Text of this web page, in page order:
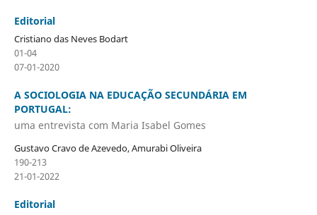
Editorial
Cristiano das Neves Bodart
01-04
07-01-2020
A SOCIOLOGIA NA EDUCAÇÃO SECUNDÁRIA EM
PORTUGAL:
uma entrevista com Maria Isabel Gomes
Gustavo Cravo de Azevedo, Amurabi Oliveira
190-213
21-01-2022
Editorial